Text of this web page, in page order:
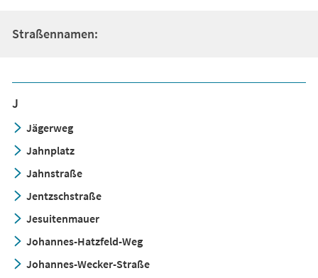
Straßennamen:
J
Jägerweg
Jahnplatz
Jahnstraße
Jentzschstraße
Jesuitenmauer
Johannes-Hatzfeld-Weg
Johannes-Wecker-Straße